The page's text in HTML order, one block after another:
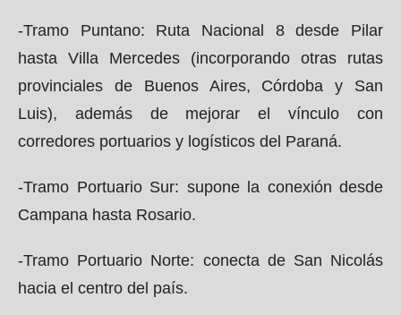
-Tramo Puntano: Ruta Nacional 8 desde Pilar
hasta Villa Mercedes (incorporando otras rutas
provinciales de Buenos Aires, Córdoba y San
Luis), además de mejorar el vínculo con
corredores portuarios y logísticos del Paraná.
-Tramo Portuario Sur: supone la conexión desde
Campana hasta Rosario.
-Tramo Portuario Norte: conecta de San Nicolás
hacia el centro del país.